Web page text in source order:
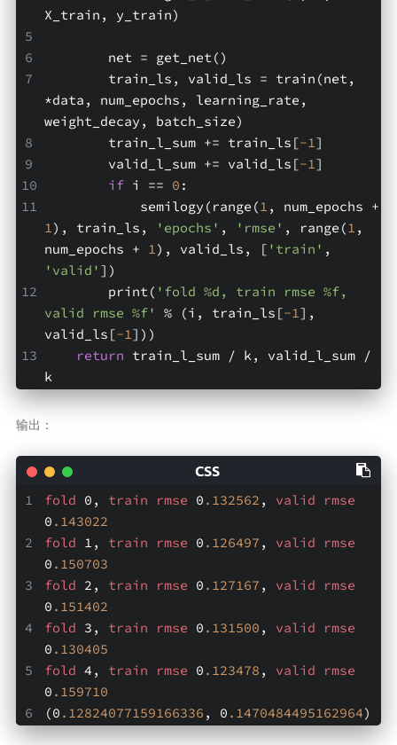
X_train, y_train)
        net = get_net()
*data, num_epochs, learning_rate,
weight_decay, batch_size)
        train_l_sum += train_ls[
-1]
        valid_l_sum += valid_ls[
-1]
if i == 0 :
            semilogy(range(
1
1), train_ls, 'epochs' , 'rmse' , range(1 ,
num_epochs + 1), valid_ls, [ 'train'
'valid' ])
        print(
'fold %d, train rmse %f,
valid rmse %f'
% (i, train_ls[-1],
valid_ls[-1]))
return train_l_sum / k, valid_l_sum /
k
输出：
fold 0, train rmse 0 .132562 , valid
rmse
0 .143022
fold 1, train rmse 0 .126497 , valid
rmse
0 .150703
fold 2, train rmse 0 .127167 , valid
rmse
0 .151402
fold 3, train rmse 0 .131500 , valid
rmse
0 .130405
fold 4, train rmse 0 .123478 , valid
rmse
0 .159710
(0 .12824077159166336 , 0 .1470484495162964)